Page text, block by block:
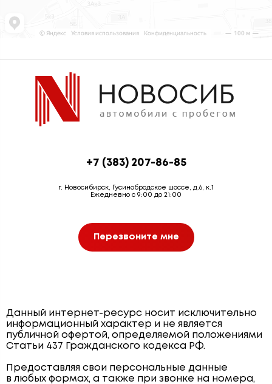
+7 (383) 207-86-85
г. Новосибирск, Гусинобродское шоссе, д.6, к.1
Ежедневно с 9:00 до 21:00
Перезвоните мне
Данный интернет-ресурс носит исключительно
информационный характер и не является
публичной офертой, определяемой положениями
Статьи 437 Гражданского кодекса РФ.
Предоставляя свои персональные данные
в любых формах, а также при звонке на номера,